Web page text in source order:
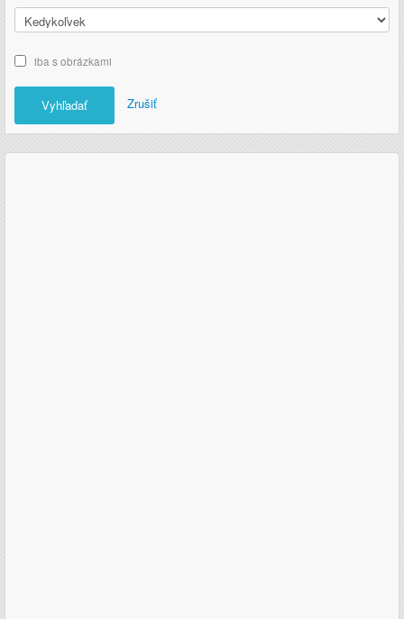
iba s obrázkami
Vyhľadať Zrušiť